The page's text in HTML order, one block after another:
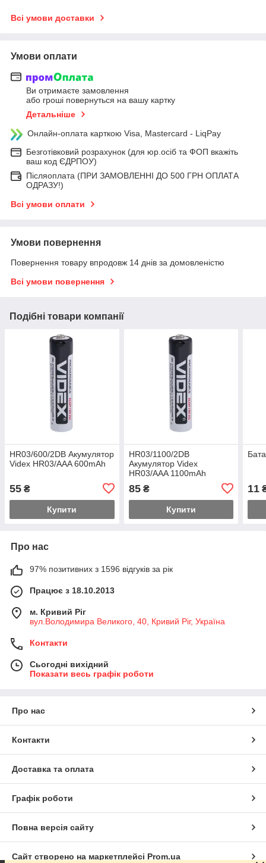
Всі умови доставки
Умови оплати
Ви отримаєте замовлення
або гроші повернуться на вашу картку
Детальніше
Онлайн-оплата карткою Visa, Mastercard - LiqPay
Безготівковий розрахунок (для юр.осіб та ФОП вкажіть
ваш код ЄДРПОУ)
Післяоплата (ПРИ ЗАМОВЛЕННІ ДО 500 ГРН ОПЛАТА
ОДРАЗУ!)
Всі умови оплати
Умови повернення
Повернення товару впродовж 14 днів за домовленістю
Всі умови повернення
Подібні товари компанії
HR03/600/2DB Акумулятор
Videx HR03/AAA 600mAh
55 ₴
Купити
HR03/1100/2DB
Акумулятор Videx
HR03/AAA 1100mAh
double blister/2pcs 20/200
85₴
Купити
11
Про нас
97% позитивних з 1596 відгуків за рік
Працює з 18.10.2013
м. Кривий Ріг
вул.Володимира Великого, 40, Кривий Ріг, Україна
Контакти
Сьогодні вихідний
Показати весь графік роботи
Про нас
Контакти
Доставка та оплата
Графік роботи
Повна версія сайту
Сайт створено на маркетплейсі Prom.ua